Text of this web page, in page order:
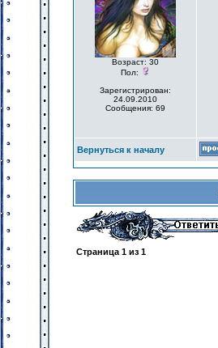
Возраст: 30
Пол:
Зарегистрирован:
24.09.2010
Сообщения: 69
Вернуться к началу
Страница 1 из 1